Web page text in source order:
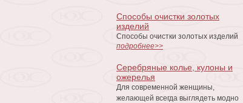
Способы очистки золотых
изделий
Способы очистки золотых изделий
подробнее>>
Серебряные колье, кулоны и
ожерелья
Для современной женщины,
желающей всегда выглядеть модно